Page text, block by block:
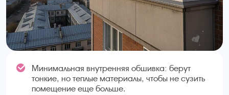
Минимальная внутренняя обшивка: берут
тонкие, но теплые материалы, чтобы не сузить
помещение еще больше.